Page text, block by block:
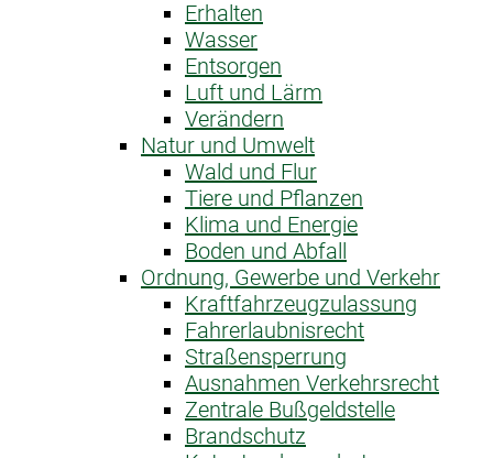
Erhalten
Wasser
Entsorgen
Luft und Lärm
Verändern
Natur und Umwelt
Wald und Flur
Tiere und Pflanzen
Klima und Energie
Boden und Abfall
Ordnung, Gewerbe und Verkehr
Kraftfahrzeug­zulassung
Fahrerlaubnis­recht
Straßensperrung
Ausnahme­n Verkehrsrecht
Zentrale Bußgeldstelle
Brandschutz